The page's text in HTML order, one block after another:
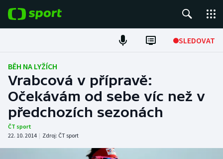
SLEDOVAT
Fotbal
Hokej
Tenis
Atletika
BĚH NA LYŽÍCH
Vrabcová v přípravě:
Očekávám od sebe víc než v
předchozích sezonách
ČT sport
22. 10. 2014 | Zdroj: ČT sport